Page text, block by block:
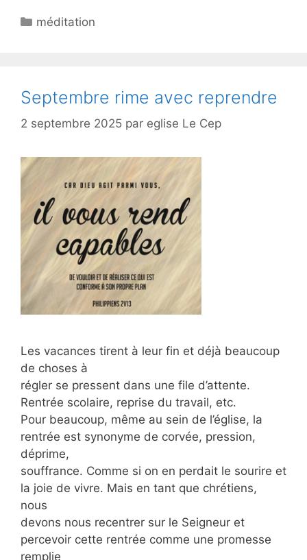
méditation
Septembre rime avec reprendre
2 septembre 2025 par eglise Le Cep
Les vacances tirent à leur fin et déjà beaucoup
de choses à
régler se pressent dans une file d’attente.
Rentrée scolaire, reprise du travail, etc.
Pour beaucoup, même au sein de l’église, la
rentrée est synonyme de corvée, pression,
déprime,
souffrance. Comme si on en perdait le sourire et
la joie de vivre. Mais en tant que chrétiens,
nous
devons nous recentrer sur le Seigneur et
percevoir cette rentrée comme une promesse
remplie